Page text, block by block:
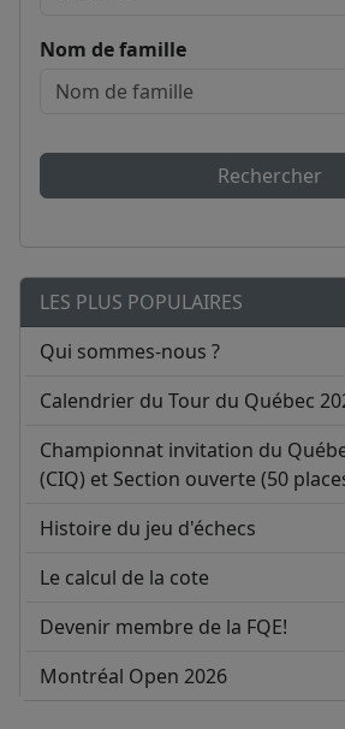
Nom de famille
Rechercher
LES PLUS POPULAIRES
Qui sommes-nous ?
Calendrier du Tour du Québec
Championnat invitation du
(CIQ) et Section ouverte (50
Histoire du jeu d'échecs
Le calcul de la cote
Devenir membre de la FQE!
Montréal Open 2026